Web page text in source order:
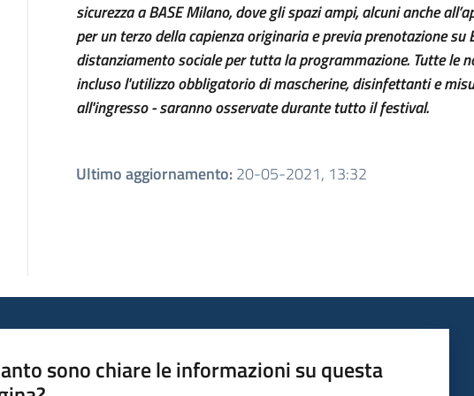
sicurezza a BASE Milano, dove gli spazi ampi, alcuni anche
per un terzo della capienza originaria e previa prenotazione
distanziamento sociale per tutta la programmazione. Tutte le
incluso l'utilizzo obbligatorio di mascherine, disinfettanti e
all'ingresso - saranno osservate durante tutto il festival.
Ultimo aggiornamento:20-05-2021, 13:32
sono chiare le informazioni su questa